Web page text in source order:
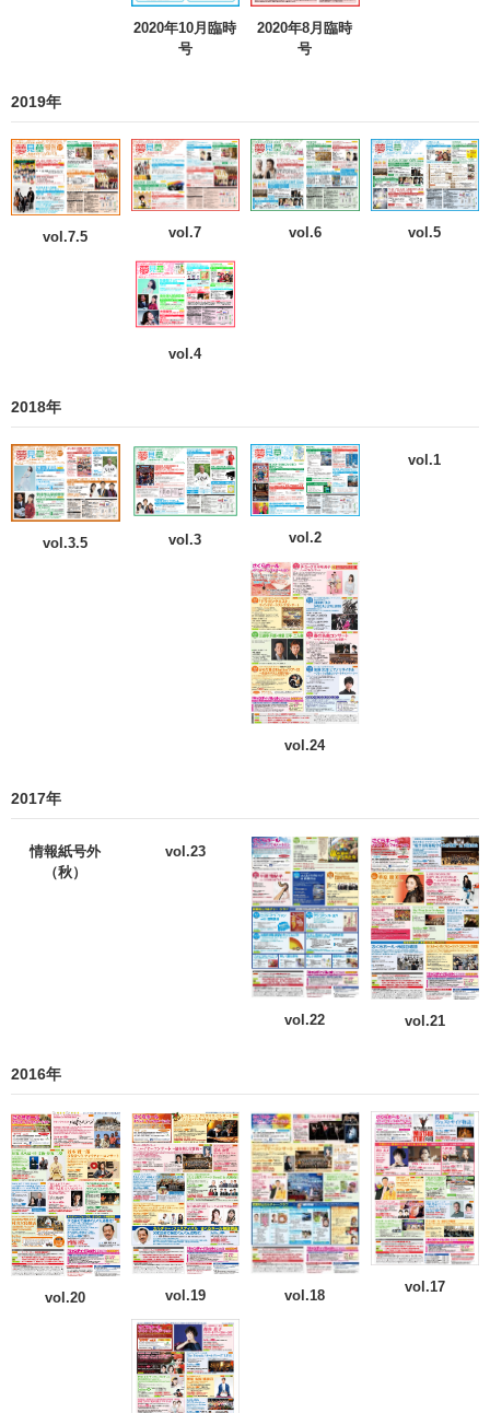
2020年10月臨時
号
2020年8月臨時
号
2019年
vol.7.5 vol.7 vol.6 vol.5
vol.4
2018年
vol.3.5 vol.3 vol.2
vol.1
vol.24
2017年
情報紙号外
（秋）
vol.23
vol.22 vol.21
2016年
vol.20 vol.19 vol.18
vol.17